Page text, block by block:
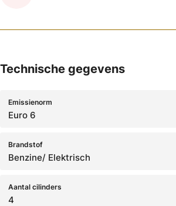
Technische gegevens
Emissienorm
Euro 6
Brandstof
Benzine/ Elektrisch
Aantal cilinders
4